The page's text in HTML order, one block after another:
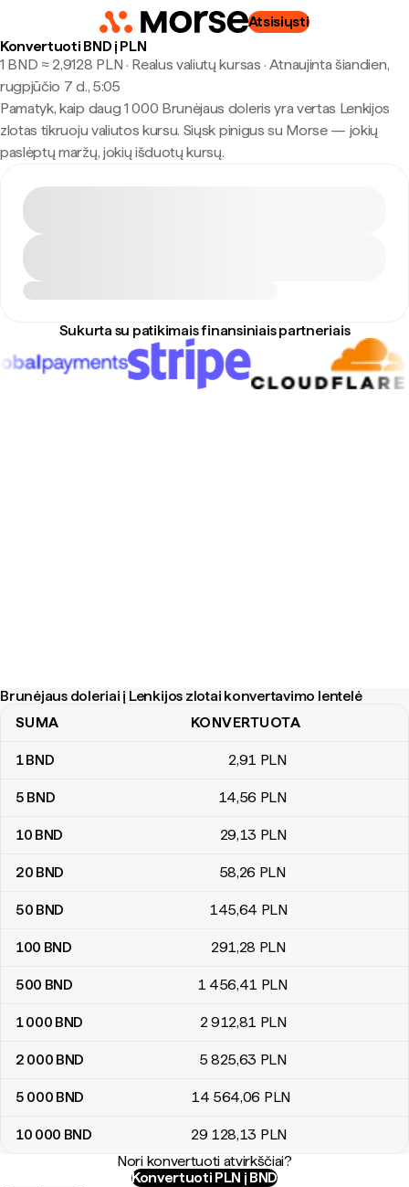
Atsisiųsti
Konvertuoti BND į PLN
1 BND ≈ 2,9128 PLN · Realus valiutų kursas · Atnaujinta šiandien,
rugpjūčio 7 d., 5:05
Pamatyk, kaip daug 1 000 Brunėjaus doleris yra vertas Lenkijos
zlotas tikruoju valiutos kursu. Siųsk pinigus su Morse — jokių
paslėptų maržų, jokių išduotų kursų.
Sukurta su patikimais finansiniais partneriais
Brunėjaus doleriai į Lenkijos zlotai konvertavimo lentelė
Brunėjaus doleriai į Lenkijos zlotai konvertavimo lentelė
SUMA KONVERTUOTA
1BND 2,91 PLN
5 BND 14,56 PLN
10 BND 29,13 PLN
20 BND 58,26 PLN
50 BND 145,64 PLN
100 BND 291,28 PLN
500 BND 1 456,41 PLN
1 000 BND 2 912,81 PLN
2 000 BND 5 825,63 PLN
5 000 BND 14 564,06 PLN
10 000 BND 29 128,13 PLN
Nori konvertuoti atvirkščiai?
Konvertuoti PLN į BND